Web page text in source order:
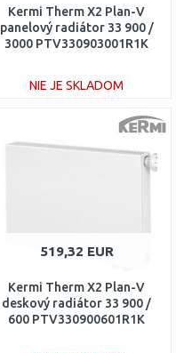
Kermi Therm X2 Plan-V
panelový radiátor 33 900 /
3000 PTV330903001R1K
NIE JE SKLADOM
DO KOŠÍKA
Porovnať
519,32 EUR
Kermi Therm X2 Plan-V
deskový radiátor 33 900 /
600 PTV330900601R1K